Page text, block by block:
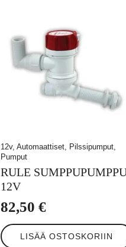
12v, Automaattiset, Pilssipumput,
Pumput
RULE
12V
82,50 €
LISÄÄ OSTOSKORIIN